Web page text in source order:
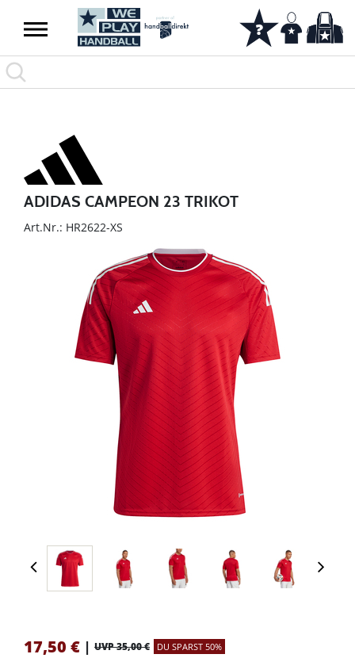
ADIDAS CAMPEON 23 TRIKOT
Art.Nr.: HR2622-XS
17,50 € | UVP 35,00 € DU SPARST 50%